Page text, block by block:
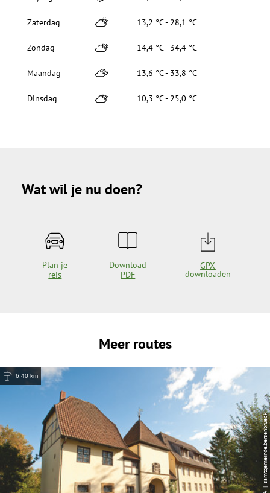
Zaterdag 13,2 °C - 28,1 °C
Zondag 14,4 °C - 34,4 °C
Maandag 13,6 °C - 33,8 °C
Dinsdag 10,3 °C - 25,0 °C
Wat wil je nu doen?
Plan je
reis
Download
PDF
GPX
downloaden
Meer routes
6,40 km
| samtgemeinde.bersenbrueck